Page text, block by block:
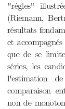
"règles"
(Riemann,
résultats
et
que de se
séries, les
l'estimation
comparaison
non de